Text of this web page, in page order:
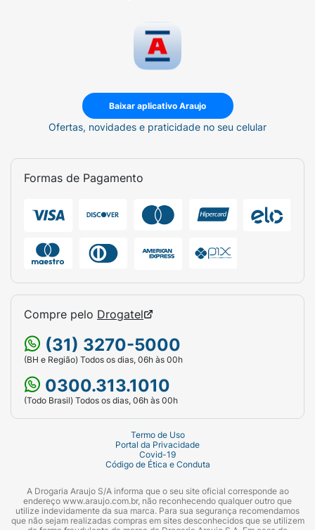
Baixar aplicativo Araujo
Ofertas, novidades e praticidade no seu celular
Formas de Pagamento
Compre pelo Drogatel
(31) 3270-5000
(BH e Região) Todos os dias, 06h às 00h
0300.313.1010
(Todo Brasil) Todos os dias, 06h às 00h
Termo de Uso
Portal da Privacidade
Covid-19
Código de Ética e Conduta
A Drogaria Araujo S/A informa que o seu site oficial corresponde ao
endereço www.araujo.com.br, não reconhecendo qualquer outro que
utilize indevidamente da sua marca. Para sua segurança recomendamos
que não sejam realizadas compras em sites desconhecidos que se utilizem